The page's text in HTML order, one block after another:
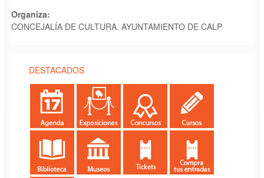
Organiza:
CONCEJALÍA DE CULTURA. AYUNTAMIENTO DE CALP
DESTACADOS